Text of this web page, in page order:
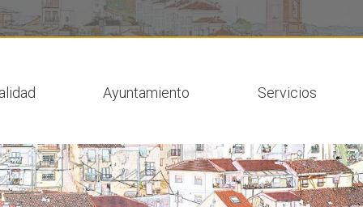
Ayuntamiento Servicios